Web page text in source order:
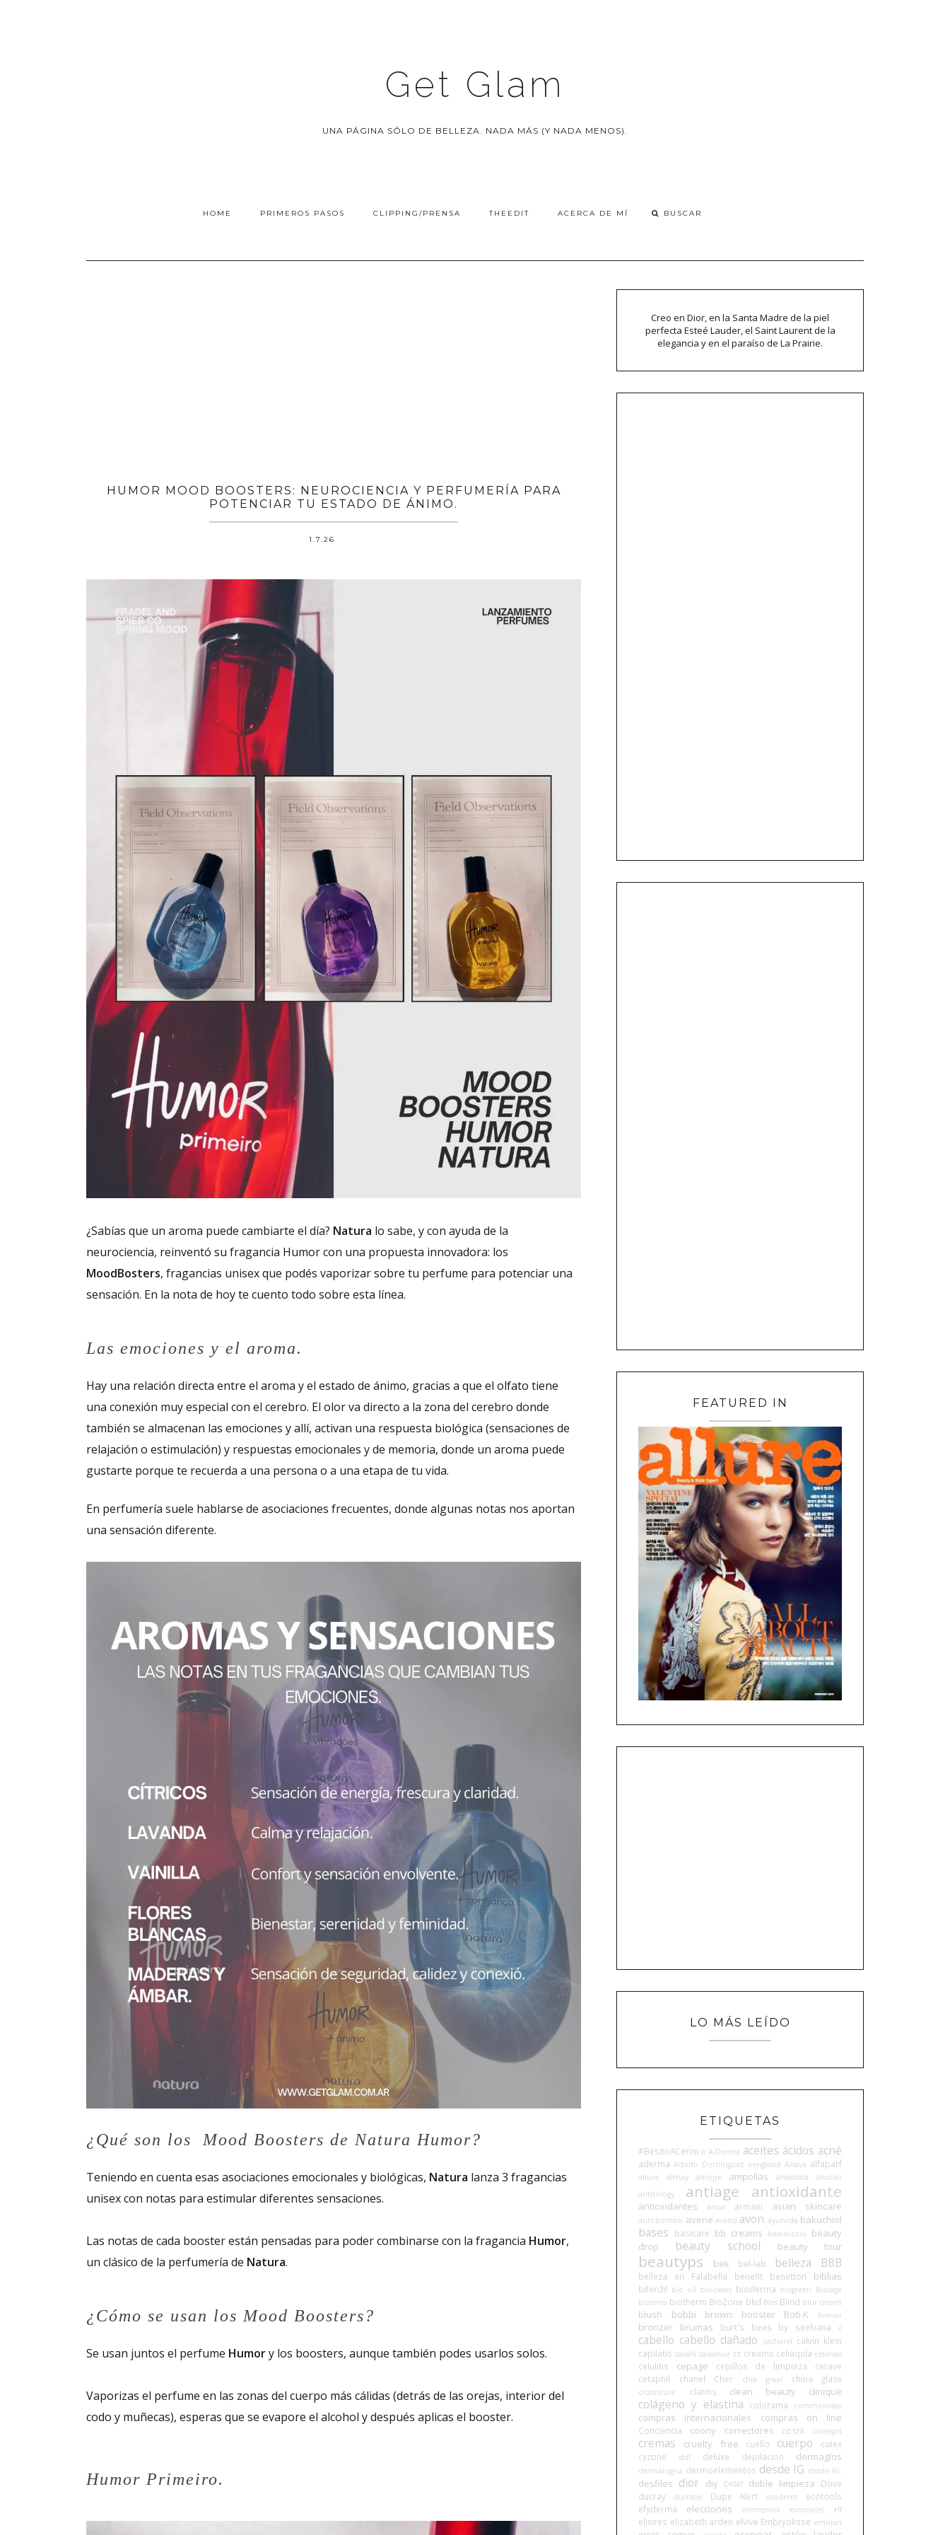
Get Glam
UNA PÁGINA SÓLO DE BELLEZA. NADA MÁS (Y NADA MENOS).
HOME PRIMEROS PASOS CLIPPING/PRENSA THEEDIT ACERCA DE MÍ
HUMOR MOOD BOOSTERS: NEUROCIENCIA Y PERFUMERÍA PARA
POTENCIAR TU ESTADO DE ÁNIMO.
1.7.26
¿Sabías que un aroma puede cambiarte el día? Natura lo sabe, y con ayuda de la
neurociencia, reinventó su fragancia Humor con una propuesta innovadora: los
MoodBosters, fragancias unisex que podés vaporizar sobre tu perfume para potenciar una
sensación. En la nota de hoy te cuento todo sobre esta línea.
Las emociones y el aroma.
Hay una relación directa entre el aroma y el estado de ánimo, gracias a que el olfato tiene
una conexión muy especial con el cerebro. El olor va directo a la zona del cerebro donde
también se almacenan las emociones y allí, activan una respuesta biológica (sensaciones de
relajación o estimulación) y respuestas emocionales y de memoria, donde un aroma puede
gustarte porque te recuerda a una persona o a una etapa de tu vida.
En perfumería suele hablarse de asociaciones frecuentes, donde algunas notas nos aportan
una sensación diferente.
¿Qué son los Mood Boosters de Natura Humor?
Teniendo en cuenta esas asociaciones emocionales y biológicas, Natura lanza 3 fragancias
unisex con notas para estimular diferentes sensaciones.
Las notas de cada booster están pensadas para poder combinarse con la fragancia Humor,
un clásico de la perfumería de Natura.
¿Cómo se usan los Mood Boosters?
Se usan juntos el perfume Humory los boosters, aunque también podes usarlos solos.
Vaporizas el perfume en las zonas del cuerpo más cálidas (detrás de las orejas, interior del
codo y muñecas), esperas que se evapore el alcohol y después aplicas el booster.
Humor Primeiro.
Creo en Dior, en la Santa Madre de la piel
perfecta Esteé Lauder, el Saint Laurent de la
elegancia y en el paraíso de La Prairie.
FEATURED IN
LO MÁS LEÍDO
ETIQUETAS
#BesitoACerini a A-Derma aceites ácidos acné
aderma Adolfo Domínguez aengland Ahava alfaparf
allure almay amope ampollas anastasia
ansolar
anthology
antiage antioxidante
antioxidantes anua armani asian skincare
autobombo avene aveno avon ayurvida bakuchiol
bases basicare bb creams beauticool
beauty
drop
beauty school beauty tour
beautyps bek bel-lab belleza BBB
belleza en Falabella benefit benetton biblias
biferdil bio oil bioclean bioderma biogreen Biolage
bioterra biotherm BioZone bkd Blas Blind blur cream
blush bobbi brown booster Boti-K breuer
bronzer brumas burt's bees by seelvana c
cabello cabello dañado cacharel calvin klein
capilatis cavalli caviahue cc creams celiaquía celimax
celulitis cepage cepillos de limpieza
cerave
cetaphil
chanel Cher chia graal china glaze
cicatricure. clarins clean beauty clinique
colágeno y elastina colorama commonlabs
compras internacionales compras on line
Conciencia coony correctores cosrx covergirl
cremas cruelty free cuello cuerpo
cutex
cyzone
ddf deluxe depilacion dermaglos
dermalogica dermoelementos desde IG desde IG.
desfiles dior diy DKNY doble limpieza
Dove
ducray
dumitié Dupe Alert ecoderm
ecotools
efyderma
elecciones elementos esenciales elf
elixires elizabeth arden elvive Embryolisse emolan